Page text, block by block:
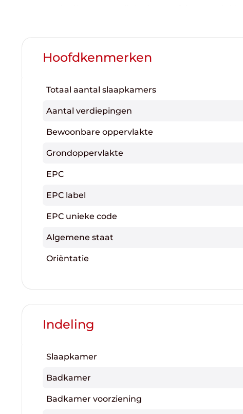
Hoofdkenmerken
Totaal aantal slaapkamers
Aantal verdiepingen
Bewoonbare oppervlakte
Grondoppervlakte
EPC
EPC label
EPC unieke code
Algemene staat
Oriëntatie
Indeling
Slaapkamer
Badkamer
Badkamer voorziening